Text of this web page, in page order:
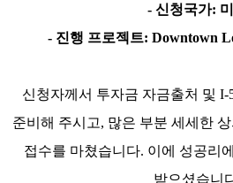
- 신청국가:
- 진행 프로젝트: Downtown
신청자께서 투자금 자금출처 및 I-
준비해 주시고, 많은 부분 세세한
접수를 마쳤습니다. 이에 성공리에
받으셨습니